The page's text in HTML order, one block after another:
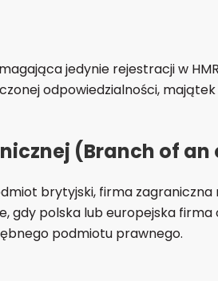
jedynie rejestracji w
odpowiedzialności,
(Branch of
brytyjski, firma
gdy polska lub europejska
podmiotu prawnego.